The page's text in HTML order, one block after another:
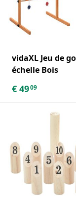
vidaXL Jeu de
échelle Bois
€ 4909